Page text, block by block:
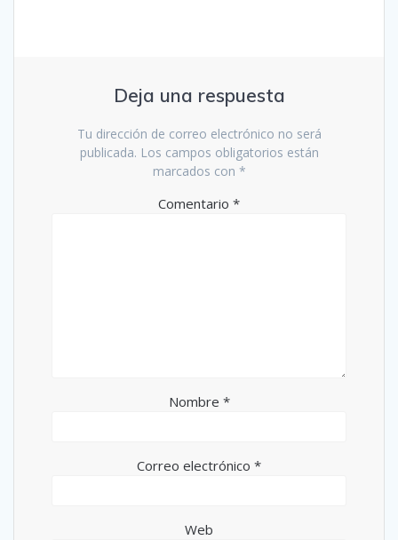
Deja una respuesta
Tu dirección de correo electrónico no será
publicada. Los campos obligatorios están
marcados con *
Comentario *
Nombre *
Correo electrónico *
Web